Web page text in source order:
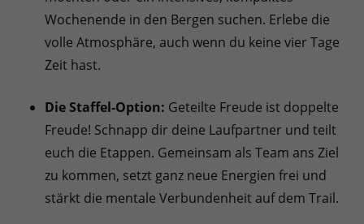
Wochenende in den Bergen suchen. Erlebe die
volle Atmosphäre, auch wenn du keine vier Tage
Zeit hast.
Die Staffel-Option: Geteilte Freude ist doppelte
Freude! Schnapp dir deine Laufpartner und teilt
euch die Etappen. Gemeinsam als Team ans Ziel
zu kommen, setzt ganz neue Energien frei und
stärkt die mentale Verbundenheit auf dem Trail.